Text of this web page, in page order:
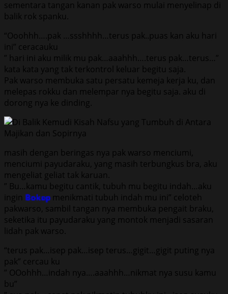
sementara tangan kanan pak warso mulai menyelinap di
balik rok spanku.
“Ooohhh….pak …ssshhhh…terus pak..puas kan aku hari
ini” ceracauku
” hari ini aku milik mu pak…aaahhh….terus pak…terus…”
kata kata yang tak terkontrol keluar begitu saja.
Pak warso membuka satu persatu kemeja kerja ku, dan
melepas rokku dan melempar nya begitu saja. aku di
dorong nya ke dinding.
masih dengan beringas nya pak warso menciumi,
menciumi payudaraku, yang masih terbungkus bra, aku
mengeliat geliat tak karuan.
” Bu…kamu begitu cantik, tubuh mu begitu indah…aku
ingin Bokep menikmati tubuh indah mu ini” celoteh
pakwarso, sambil tangan nya membuka pengait braku,
seketika itu payudaraku yang montok menjadi sasaran
lidah pak warso.
“terus pak…isep pak…isep terus…gigit…gigit puting nya
pak” cercau ku
” OOohhh…indah nya….aaahhh…nikmat nya susu kamu
bu”